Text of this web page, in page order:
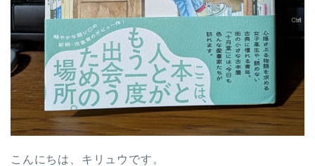
こんにちは、キリュウです。